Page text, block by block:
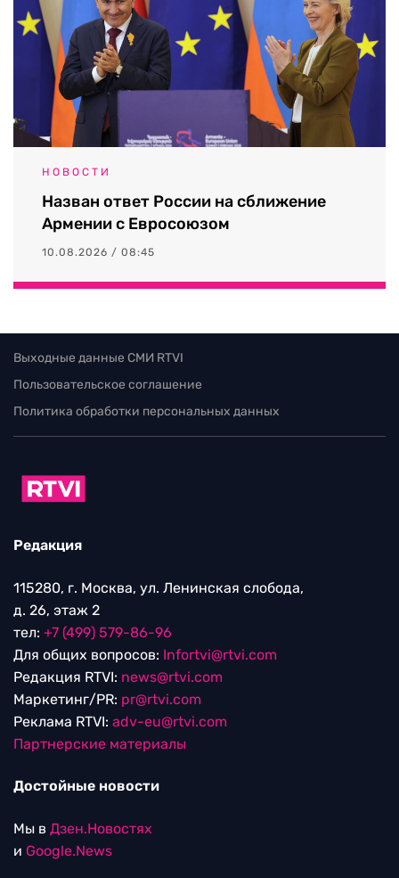
НОВОСТИ
Назван ответ России на сближение
Армении с Евросоюзом
10.08.2026 / 08:45
Выходные данные СМИ RTVI
Пользовательское соглашение
Политика обработки персональных данных
Редакция
115280, г. Москва, ул. Ленинская слобода,
д. 26, этаж 2
тел: +7 (499) 579-86-96
Для общих вопросов: Infortvi@rtvi.com
Редакция RTVI: news@rtvi.com
Маркетинг/PR: pr@rtvi.com
Реклама RTVI: adv-eu@rtvi.com
Партнерские материалы
Достойные новости
Мы в Дзен.Новостях
и Google.News